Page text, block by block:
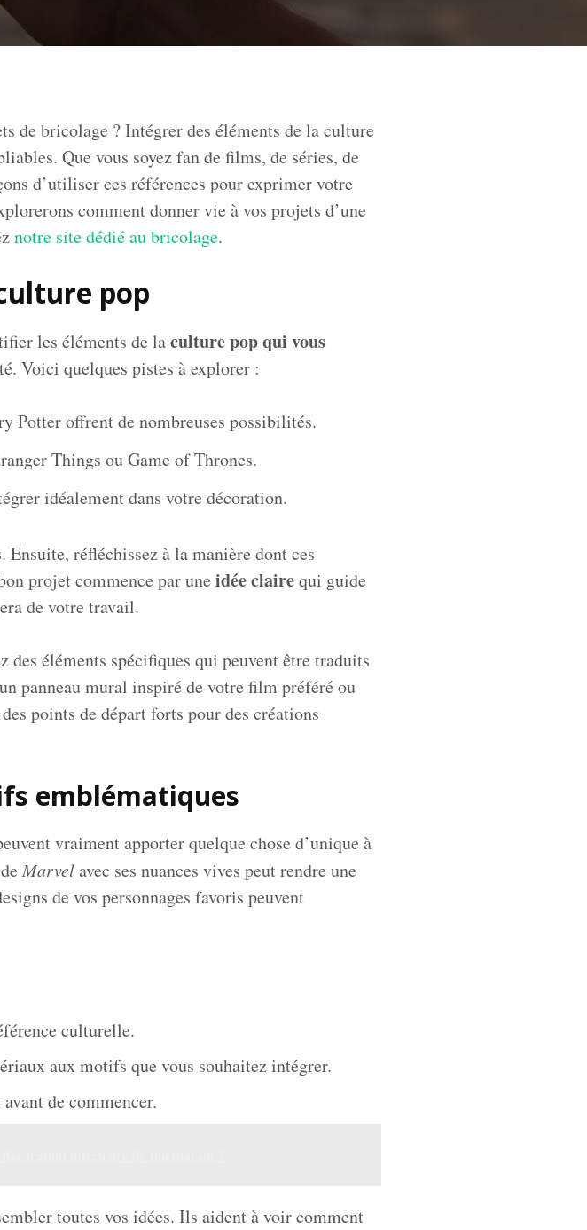
de bricolage ? Intégrer des éléments de la culture
Que vous soyez fan de films, de séries, de
d’utiliser ces références pour exprimer votre
comment donner vie à vos projets d’une
notre site dédié au bricolage.
pop
les éléments de laculture pop qui vous
Voici quelques pistes à explorer :
Potter offrent de nombreuses possibilités.
Things ou Game of Thrones.
idéalement dans votre décoration.
réfléchissez à la manière dont ces
projet commence par une idée clairequi guide
de votre travail.
éléments spécifiques qui peuvent être traduits
panneau mural inspiré de votre film préféré ou
points de départ forts pour des créations
emblématiques
vraiment apporter quelque chose d’unique à
Marvelavec ses nuances vives peut rendre une
de vos personnages favoris peuvent
culturelle.
aux motifs que vous souhaitez intégrer.
de commencer.
toutes vos idées. Ils aident à voir comment